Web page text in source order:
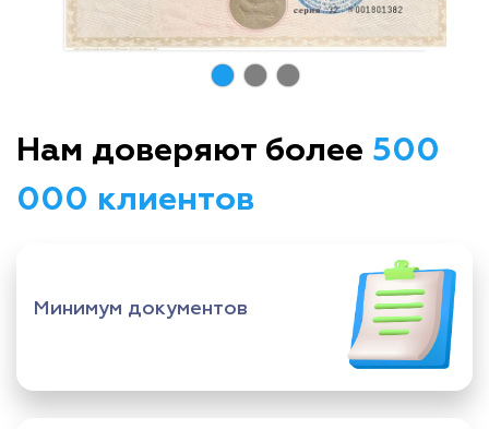
Нам доверяют более 500
000 клиентов
Минимум документов